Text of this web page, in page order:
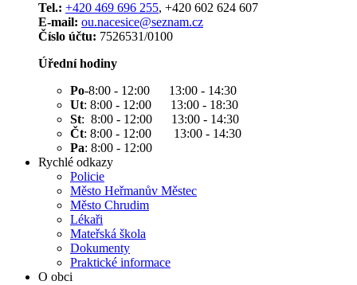
Tel.: +420 469 696 255, +420 602 624 607
E-mail: ou.nacesice@seznam.cz
Číslo účtu: 7526531/0100
Úřední hodiny
Po-8:00 - 12:00 13:00 - 14:30
Ut: 8:00 - 12:00 13:00 - 18:30
St: 8:00 - 12:00 13:00 - 14:30
Čt: 8:00 - 12:00 13:00 - 14:30
Pa: 8:00 - 12:00
Rychlé odkazy
Policie
Město Heřmanův Městec
Město Chrudim
Lékaři
Mateřská škola
Dokumenty
Praktické informace
O obci